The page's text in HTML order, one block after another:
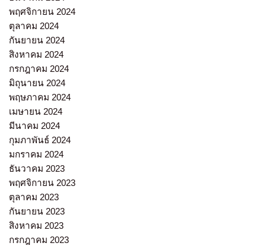
พฤศจิกายน 2024
ตุลาคม 2024
กันยายน 2024
สิงหาคม 2024
กรกฎาคม 2024
มิถุนายน 2024
พฤษภาคม 2024
เมษายน 2024
มีนาคม 2024
กุมภาพันธ์ 2024
มกราคม 2024
ธันวาคม 2023
พฤศจิกายน 2023
ตุลาคม 2023
กันยายน 2023
สิงหาคม 2023
กรกฎาคม 2023